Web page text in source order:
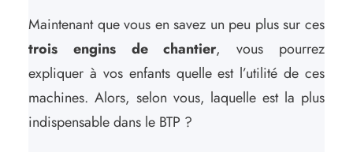
Maintenant que vous en savez un peu plus sur ces
trois engins de chantier, vous pourrez
expliquer à vos enfants quelle est l’utilité de ces
machines. Alors, selon vous, laquelle est la plus
indispensable dans le BTP ?